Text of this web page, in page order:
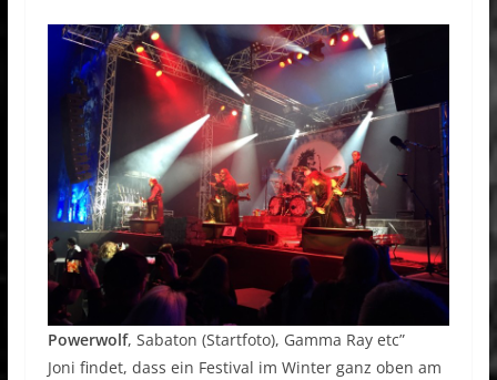
Powerwolf, Sabaton (Startfoto), Gamma Ray etc”
Joni findet, dass ein Festival im Winter ganz oben am